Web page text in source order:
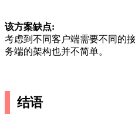
该方案缺点:
考虑到不同客户端需要不同的
务端的架构也并不简单。
结语